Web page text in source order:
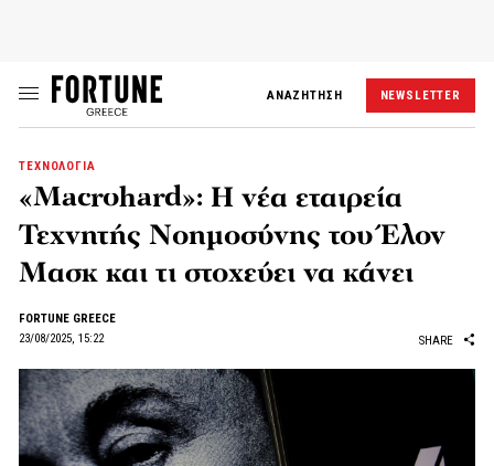
ΑΝΑΖΗΤΗΣΗ NEWSLETTER
ΤΕΧΝΟΛΟΓΙΑ
«Macrohard»: Η νέα εταιρεία
Τεχνητής Νοημοσύνης του Έλον
Μασκ και τι στοχεύει να κάνει
FORTUNE GREECE
23/08/2025, 15:22
SHARE